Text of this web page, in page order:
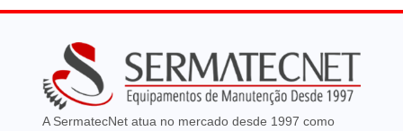
A SermatecNet atua no mercado desde 1997 como